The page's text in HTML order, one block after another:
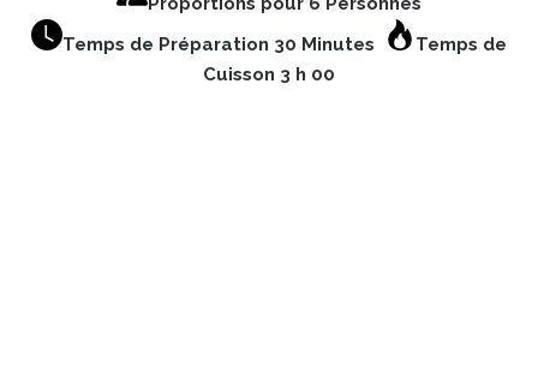
Temps de Préparation 30 Minutes
Temps de
Cuisson 3 h 00